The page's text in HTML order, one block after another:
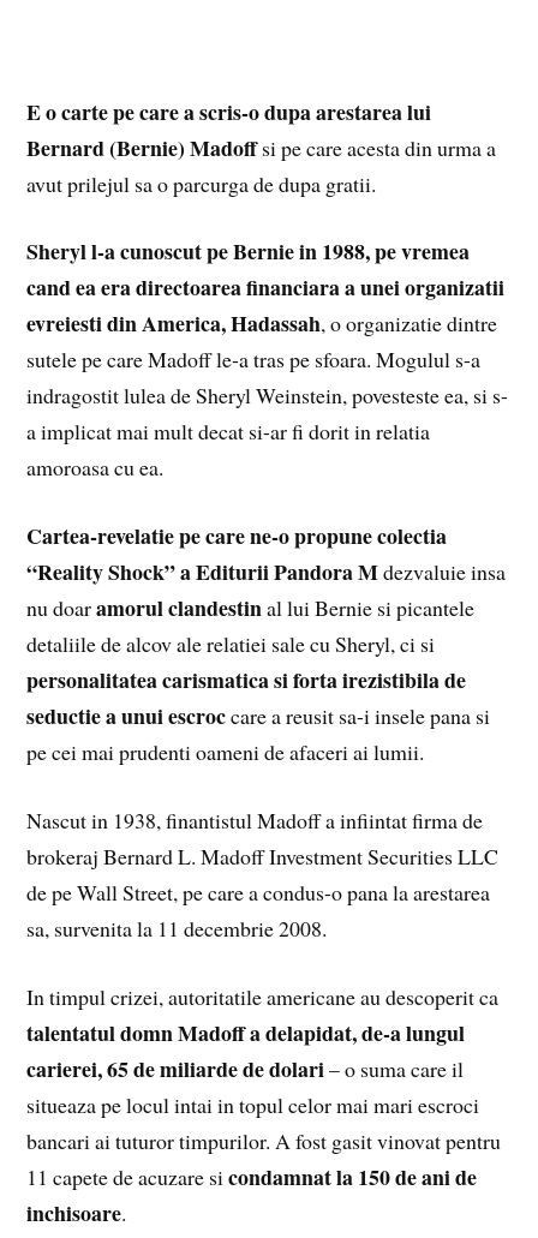
E o carte pe care a scris-o dupa arestarea lui
Bernard (Bernie) Madoffsi pe care acesta din urma a
avut prilejul sa o parcurga de dupa gratii.
Sheryl l-a cunoscut pe Bernie in 1988, pe vremea
cand ea era directoarea financiara a unei organizatii
evreiesti din America, Hadassah, o organizatie dintre
sutele pe care Madoff le-a tras pe sfoara. Mogulul s-a
indragostit lulea de Sheryl Weinstein, povesteste ea, si s-
a implicat mai mult decat si-ar fi dorit in relatia
amoroasa cu ea.
Cartea-revelatie pe care ne-o propune colectia
“Reality Shock” a Editurii PandoraMdezvaluie insa
nu doaramorul clandestinal lui Bernie si picantele
detaliile de alcov ale relatiei sale cu Sheryl, ci si
personalitatea carismatica si forta irezistibila de
seductie a unui escroccare a reusit sa-i insele pana si
pe cei mai prudenti oameni de afaceri ai lumii.
Nascut in 1938, finantistul Madoff a infiintat firma de
brokeraj Bernard L. Madoff Investment Securities LLC
de pe Wall Street, pe care a condus-o pana la arestarea
sa, survenita la 11 decembrie 2008.
In timpul crizei, autoritatile americane au descoperit ca
talentatul domn Madoff a delapidat, de-a lungul
carierei, 65 de miliarde de dolari– o suma care il
situeaza pe locul intai in topul celor mai mari escroci
bancari ai tuturor timpurilor. A fost gasit vinovat pentru
11 capete de acuzare sicondamnat la 150 de ani de
inchisoare.